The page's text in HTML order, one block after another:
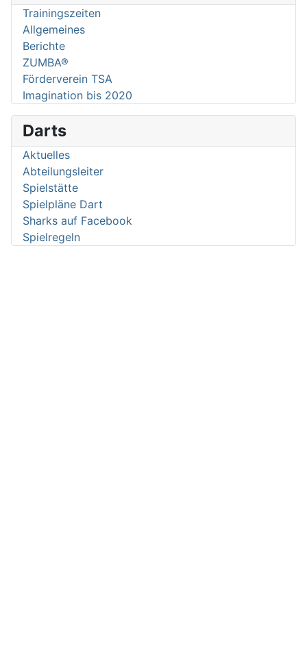
Trainingszeiten
Allgemeines
Berichte
ZUMBA®
Förderverein TSA
Imagination bis 2020
Darts
Aktuelles
Abteilungsleiter
Spielstätte
Spielpläne Dart
Sharks auf Facebook
Spielregeln